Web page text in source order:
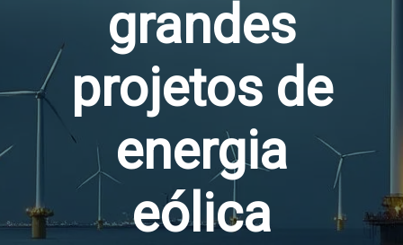
grandes
projetos de
energia
eólica